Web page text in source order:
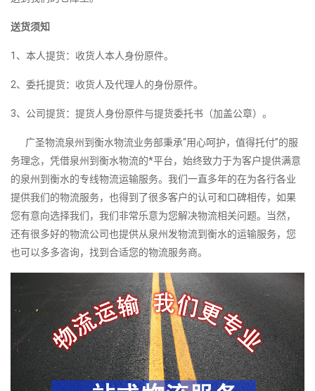
送货须知
1、本人提货：收货人本人身份原件。
2、委托提货：收货人及代理人的身份原件。
3、公司提货：提货人身份原件与提货委托书（加盖公章）。
广圣物流泉州到衡水物流业务部秉承“用心呵护，值得托付”的服
务理念，凭借泉州到衡水物流的*平台，始终致力于为客户提供满意
的泉州到衡水的专线物流运输服务。我们一直多年的在为各行各业
提供我们的物流服务，也得到了很多客户的认可和口碑相传，如果
您有意向选择我们，我们非常乐意为您解决物流相关问题。当然，
还有很多好的物流公司也提供从泉州发物流到衡水的运输服务，您
也可以多多咨询，找到合适您的物流服务商。